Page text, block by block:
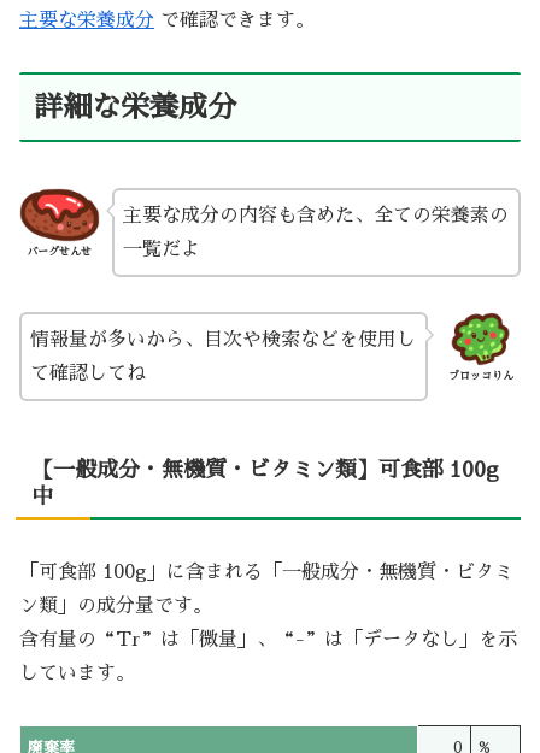
主要な栄養成分 で確認できます。
詳細な栄養成分
バーグせんせ
主要な成分の内容も含めた、全ての栄養素の
一覧だよ
ブロッコりん
情報量が多いから、目次や検索などを使用し
て確認してね
【一般成分・無機質・ビタミン類】可食部 100g
中
「可食部 100g」に含まれる「一般成分・無機質・ビタミ
ン類」の成分量です。
含有量の“Tr”は「微量」、“-”は「データなし」を示
しています。
廃棄率 0 %